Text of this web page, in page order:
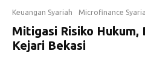
Keuangan Syariah Microfinance
Mitigasi Risiko Hukum,
Kejari Bekasi